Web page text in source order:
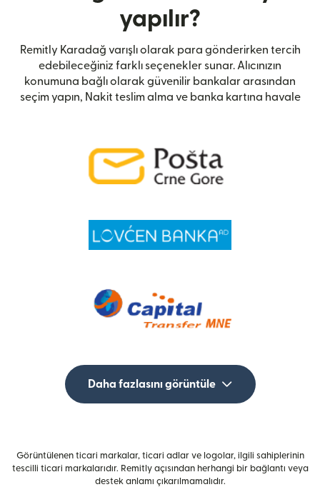
yapılır?
Remitly Karadağ varışlı olarak para gönderirken tercih
edebileceğiniz farklı seçenekler sunar. Alıcınızın
konumuna bağlı olarak güvenilir bankalar arasından
seçim yapın, Nakit teslim alma ve banka kartına havale
Daha fazlasını görüntüle
Görüntülenen ticari markalar, ticari adlar ve logolar, ilgili sahiplerinin
tescilli ticari markalarıdır. Remitly açısından herhangi bir bağlantı veya
destek anlamı çıkarılmamalıdır.